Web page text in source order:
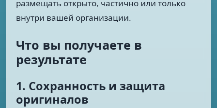
размещать открыто, частично или только
внутри вашей организации.
Что вы получаете в
результате
1. Сохранность и защита
оригиналов